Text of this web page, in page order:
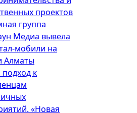
проектов
группа
Медиа вывела
мобили на
Алматы
к
«Новая